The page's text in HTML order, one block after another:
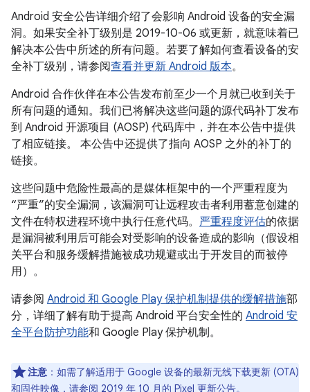
Android 安全公告详细介绍了会影响 Android 设备的安全漏
洞。如果安全补丁级别是 2019-10-06 或更新，就意味着已
解决本公告中所述的所有问题。若要了解如何查看设备的安
全补丁级别，请参阅查看并更新 Android 版本。
Android 合作伙伴在本公告发布前至少一个月就已收到关于
所有问题的通知。我们已将解决这些问题的源代码补丁发布
到 Android 开源项目 (AOSP) 代码库中，并在本公告中提供
了相应链接。 本公告中还提供了指向 AOSP 之外的补丁的
链接。
这些问题中危险性最高的是媒体框架中的一个严重程度为
“严重”的安全漏洞，该漏洞可让远程攻击者利用蓄意创建的
文件在特权进程环境中执行任意代码。 严重程度评估的依据
是漏洞被利用后可能会对受影响的设备造成的影响（假设相
关平台和服务缓解措施被成功规避或出于开发目的而被停
用）。
请参阅 Android 和 Google Play 保护机制提供的缓解措施部
分，详细了解有助于提高 Android 平台安全性的 Android 安
全平台防护功能和 Google Play 保护机制。
注意 ：如需了解适用于 Google 设备的最新无线下载更新 (OTA)
和固件映像，请参阅 2019 年 10 月的 Pixel 更新公告。